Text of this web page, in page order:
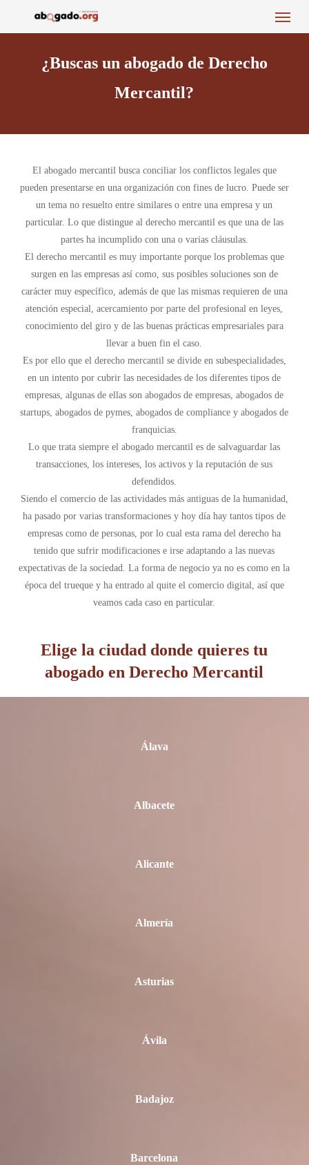
Menu
¿Buscas un abogado de Derecho
Mercantil?
El abogado mercantil busca conciliar los conflictos legales que
pueden presentarse en una organización con fines de lucro. Puede ser
un tema no resuelto entre similares o entre una empresa y un
particular. Lo que distingue al derecho mercantil es que una de las
partes ha incumplido con una o varias cláusulas.
El derecho mercantil es muy importante porque los problemas que
surgen en las empresas así como, sus posibles soluciones son de
carácter muy específico, además de que las mismas requieren de una
atención especial, acercamiento por parte del profesional en leyes,
conocimiento del giro y de las buenas prácticas empresariales para
llevar a buen fin el caso.
Es por ello que el derecho mercantil se divide en subespecialidades,
en un intento por cubrir las necesidades de los diferentes tipos de
empresas, algunas de ellas son abogados de empresas, abogados de
startups, abogados de pymes, abogados de compliance y abogados de
franquicias.
Lo que trata siempre el abogado mercantil es de salvaguardar las
transacciones, los intereses, los activos y la reputación de sus
defendidos.
Siendo el comercio de las actividades más antiguas de la humanidad,
ha pasado por varias transformaciones y hoy día hay tantos tipos de
empresas como de personas, por lo cual esta rama del derecho ha
tenido que sufrir modificaciones e irse adaptando a las nuevas
expectativas de la sociedad. La forma de negocio ya no es como en la
época del trueque y ha entrado al quite el comercio digital, así que
veamos cada caso en particular.
Elige la ciudad donde quieres tu
abogado en Derecho Mercantil
Álava
Albacete
Alicante
Almería
Asturias
Ávila
Badajoz
Barcelona